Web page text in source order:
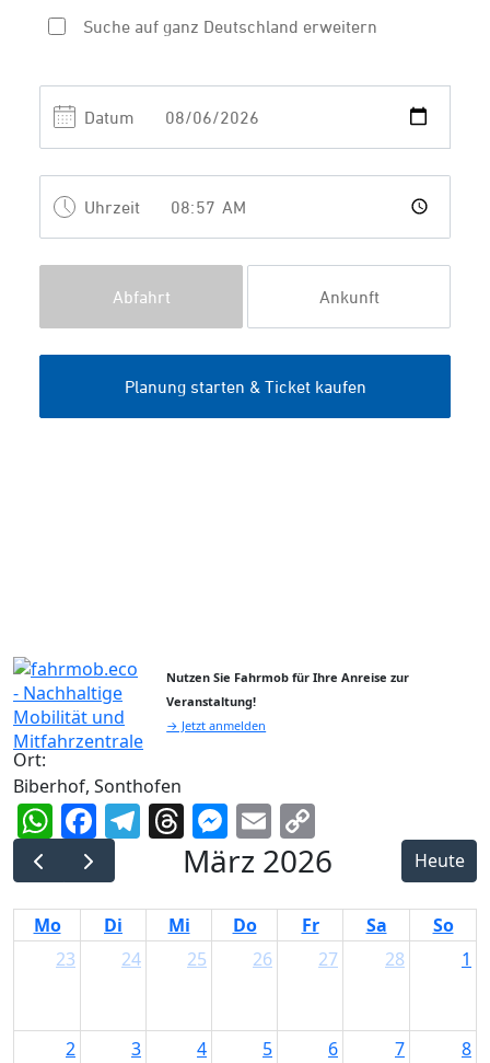
Nutzen Sie Fahrmob für Ihre Anreise zur
Veranstaltung!
→ Jetzt anmelden
Ort:
Biberhof, Sonthofen
WhatsApp
Facebook
Telegram
Threads
Messenger
Email
Link
März 2026 Heute
Mo Di Mi Do Fr Sa
So
23
24 25 26 27 28 1
2 3 4 5 6 7 8